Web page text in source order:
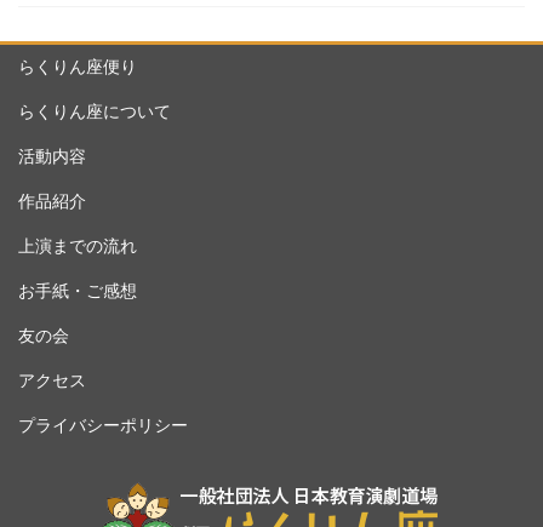
らくりん座便り
らくりん座について
活動内容
作品紹介
上演までの流れ
お手紙・ご感想
友の会
アクセス
プライバシーポリシー